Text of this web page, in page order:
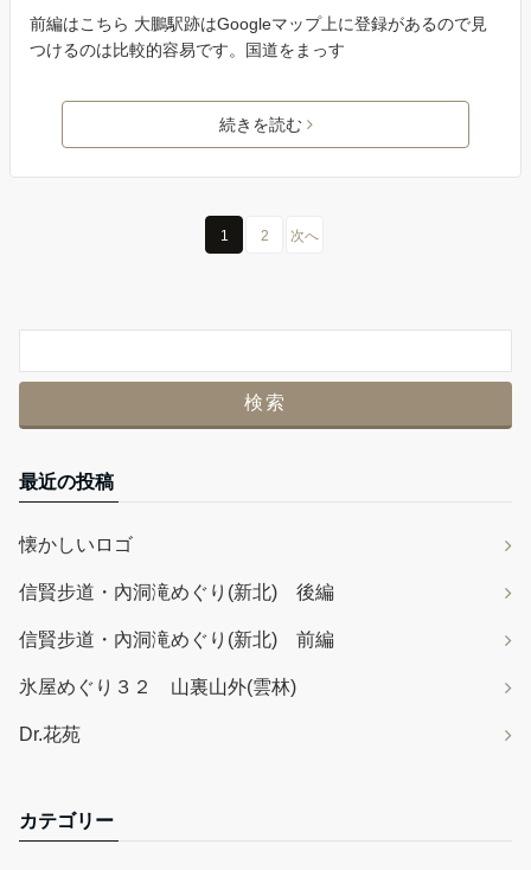
前編はこちら 大鵬駅跡はGoogleマップ上に登録があるので見
つけるのは比較的容易です。国道をまっす
続きを読む
1 2 次へ
最近の投稿
懐かしいロゴ
信賢步道・內洞滝めぐり(新北) 後編
信賢步道・內洞滝めぐり(新北) 前編
氷屋めぐり３２ 山裏山外(雲林)
Dr.花苑
カテゴリー